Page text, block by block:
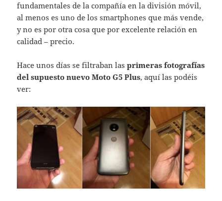
fundamentales de la compañía en la división móvil,
al menos es uno de los smartphones que más vende,
y no es por otra cosa que por excelente relación en
calidad – precio.
Hace unos días se filtraban lasprimeras fotografías
del supuesto nuevo Moto G5 Plus, aquí las podéis
ver: